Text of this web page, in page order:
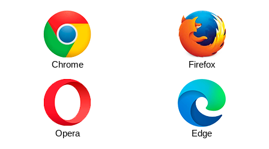
Chrome Firefox
Opera Edge